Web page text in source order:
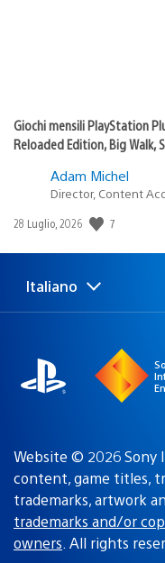
Giochi mensili PlayStation
Reloaded Edition, Big Walk,
Adam Michel
Director, Content
Data
pubblicazione:
28 Luglio, 2026 7
Seleziona
una
Regione
attuale:
Italiano
Website © 2026
content, game titles,
trademarks, artwork
trademarks and/or
owners. All rights